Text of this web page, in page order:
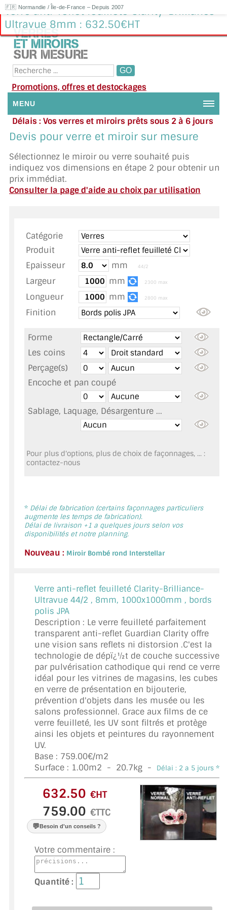
🇫🇷 Normandie / Île-de-France – Depuis 2007
Verre anti-reflet feuilleté Clarity-Brilliance-
Ultravue 8mm : 632.50€HT
Promotions, offres et destockages
MENU
NOUS CONTACTER
DEMANDE DE DEVIS
SUIVI DE DEVIS
TOUS LES TARIFS AU M2
GUIDE : CHOIX PAR UTILISATION
INSPIRATIONS ET NOUVEAUTÉS
AMBIANCE LAITON BROSSÉ
MIROIR SUR MESURE
MIROIR VIEILLI
MIROIR DÉCORATIF DE COULEUR
LOTS DE MIROIRS EN MOZAÏQUE
MIROIR DE SALLE DE BAIN
MIROIR POUR SALLE DE SPORT
MIROIR POUR SALLE DE DANSE
MIROIR ENCADRÉ
VERRE SUR MESURE
VERRE EXTRACLAIR
VERRE TREMPÉ (SÉCURIT)
PAROI DE DOUCHE
VERRE FEUILLETÉ
VERRE ANTI-REFLET
VERRE LAQUÉ/CRÉDENCE
VERRE FEUILLETÉ/TREMPÉ
PORTE EN VERRE
GARDE CORPS EN VERRE
VERRES TEXTURÉS
PLEXIGLAS PMMA
Délais : Vos verres et miroirs prêts sous 2 à 6 jours
en moyenne
Besoin d'aide ?
Appelez ou envoyez un SMS au 06 79 92 33 38
Devis pour verre et miroir sur mesure
Sélectionnez le miroir ou verre souhaité puis
indiquez vos dimensions en étape 2 pour obtenir un
prix immédiat.
Consulter la page d'aide au choix par utilisation
Catégorie
Produit
Epaisseur
mm 44/2
Largeur mm 2300 max
Longueur mm 2800 max
Finition
Forme
Les coins
Perçage(s)
Encoche et pan coupé
Sablage, Laquage, Désargenture ...
Pour plus d'options, plus de choix de façonnages, ... :
contactez-nous
* Délai de fabrication (certains façonnages particuliers
augmente les temps de fabrication).
Délai de livraison +1 a quelques jours selon vos
disponibilités et notre planning.
Nouveau : Miroir Bombé rond Interstellar
Verre anti-reflet feuilleté Clarity-Brilliance-
Ultravue 44/2 , 8mm, 1000x1000mm , bords
polis JPA
Description : Le verre feuilleté parfaitement
transparent anti-reflet Guardian Clarity offre
une vision sans reflets ni distorsion .C'est la
technologie de dépï¿½t de couche successives
par pulvérisation cathodique qui rend ce verre
idéal pour les vitrines de magasins, les cubes
en verre de présentation en bijouterie,
prévention d'objets dans les musée ou les
salons professionnel. Grace aux films de ce
verre feuilleté, les UV sont filtrés et protège
ainsi les objets et peintures du rayonnement
UV.
Base : 759.00€/m2
Surface : 1.00m2 - 20.7kg - Délai : 2 a 5 jours *
€HT
€TTC
💬Besoin d'un conseils ?
Votre commentaire :
Quantité :